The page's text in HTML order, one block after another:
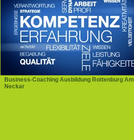
Business-Coaching Ausbildung Rottenburg Am
Neckar